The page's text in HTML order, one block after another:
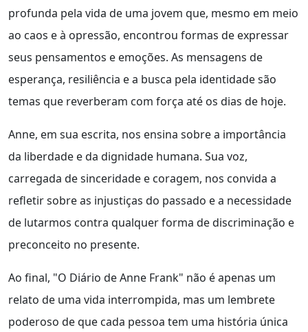
profunda pela vida de uma jovem que, mesmo em meio
ao caos e à opressão, encontrou formas de expressar
seus pensamentos e emoções. As mensagens de
esperança, resiliência e a busca pela identidade são
temas que reverberam com força até os dias de hoje.
Anne, em sua escrita, nos ensina sobre a importância
da liberdade e da dignidade humana. Sua voz,
carregada de sinceridade e coragem, nos convida a
refletir sobre as injustiças do passado e a necessidade
de lutarmos contra qualquer forma de discriminação e
preconceito no presente.
Ao final, "O Diário de Anne Frank" não é apenas um
relato de uma vida interrompida, mas um lembrete
poderoso de que cada pessoa tem uma história única